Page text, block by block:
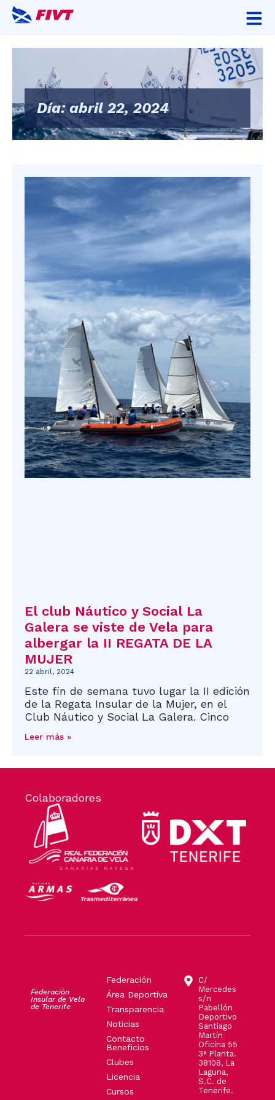
Día: abril 22, 2024
El club Náutico y Social La
Galera se viste de Vela para
albergar la II REGATA DE LA
MUJER
22 abril, 2024
Este fin de semana tuvo lugar la II edición
de la Regata Insular de la Mujer, en el
Club Náutico y Social La Galera. Cinco
Leer más »
Colaboradores
Federación
Insular de Vela
de Tenerife
Federación
Área Deportiva
Transparencia
Noticias
Contacto
Beneficios
Clubes
Licencia
Cursos
C/
Mercedes
s/n
Pabellón
Deportivo
Santiago
Martín
Oficina 55
3ª Planta.
38108, La
Laguna,
S.C. de
Tenerife.